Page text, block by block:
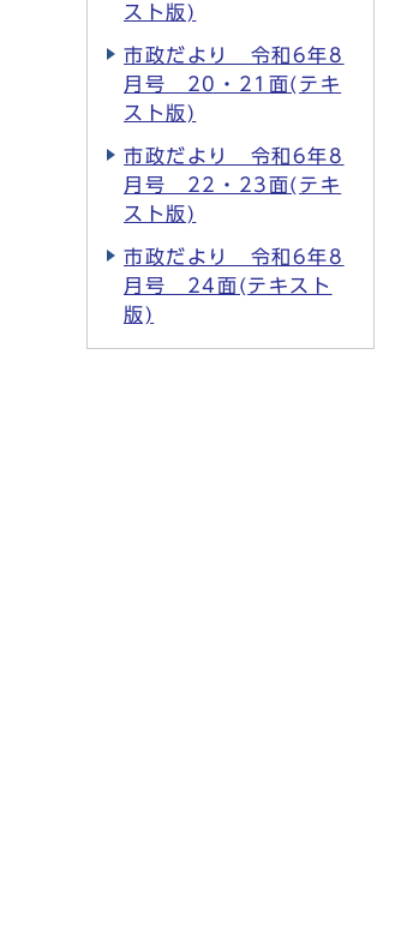
スト版)
市政だより 令和6年8
月号 20・21面(テキ
スト版)
市政だより 令和6年8
月号 22・23面(テキ
スト版)
市政だより 令和6年8
月号 24面(テキスト
版)